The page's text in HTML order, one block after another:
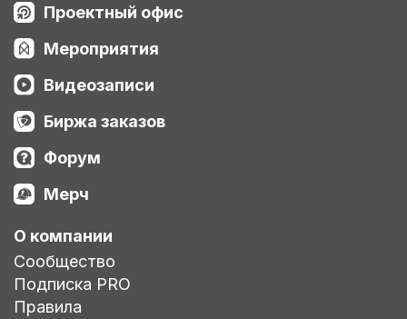
Проектный офис
Мероприятия
Видеозаписи
Биржа заказов
Форум
Мерч
О компании
Сообщество
Подписка PRO
Правила